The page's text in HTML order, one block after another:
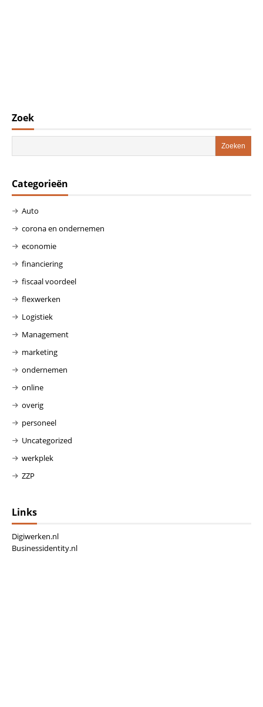
Zoek
Categorieën
Auto
corona en ondernemen
economie
financiering
fiscaal voordeel
flexwerken
Logistiek
Management
marketing
ondernemen
online
overig
personeel
Uncategorized
werkplek
ZZP
Links
Digiwerken.nl
Businessidentity.nl